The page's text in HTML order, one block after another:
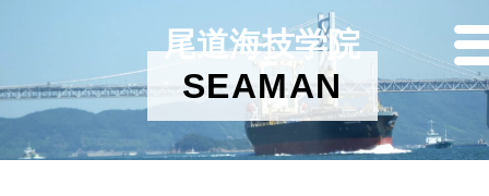
SEAMAN
尾道海技学院